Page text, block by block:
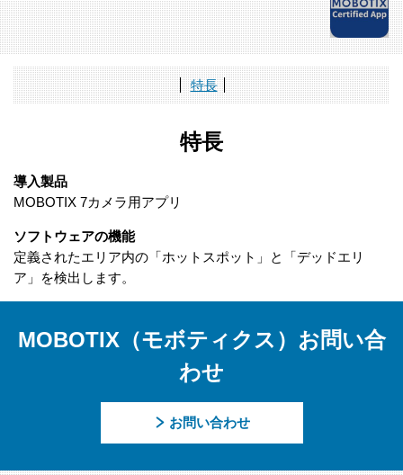
特長
特長
導入製品
MOBOTIX 7カメラ用アプリ
ソフトウェアの機能
定義されたエリア内の「ホットスポット」と「デッドエリ
ア」を検出します。
MOBOTIX（モボティクス）お問い合
わせ
お問い合わせ